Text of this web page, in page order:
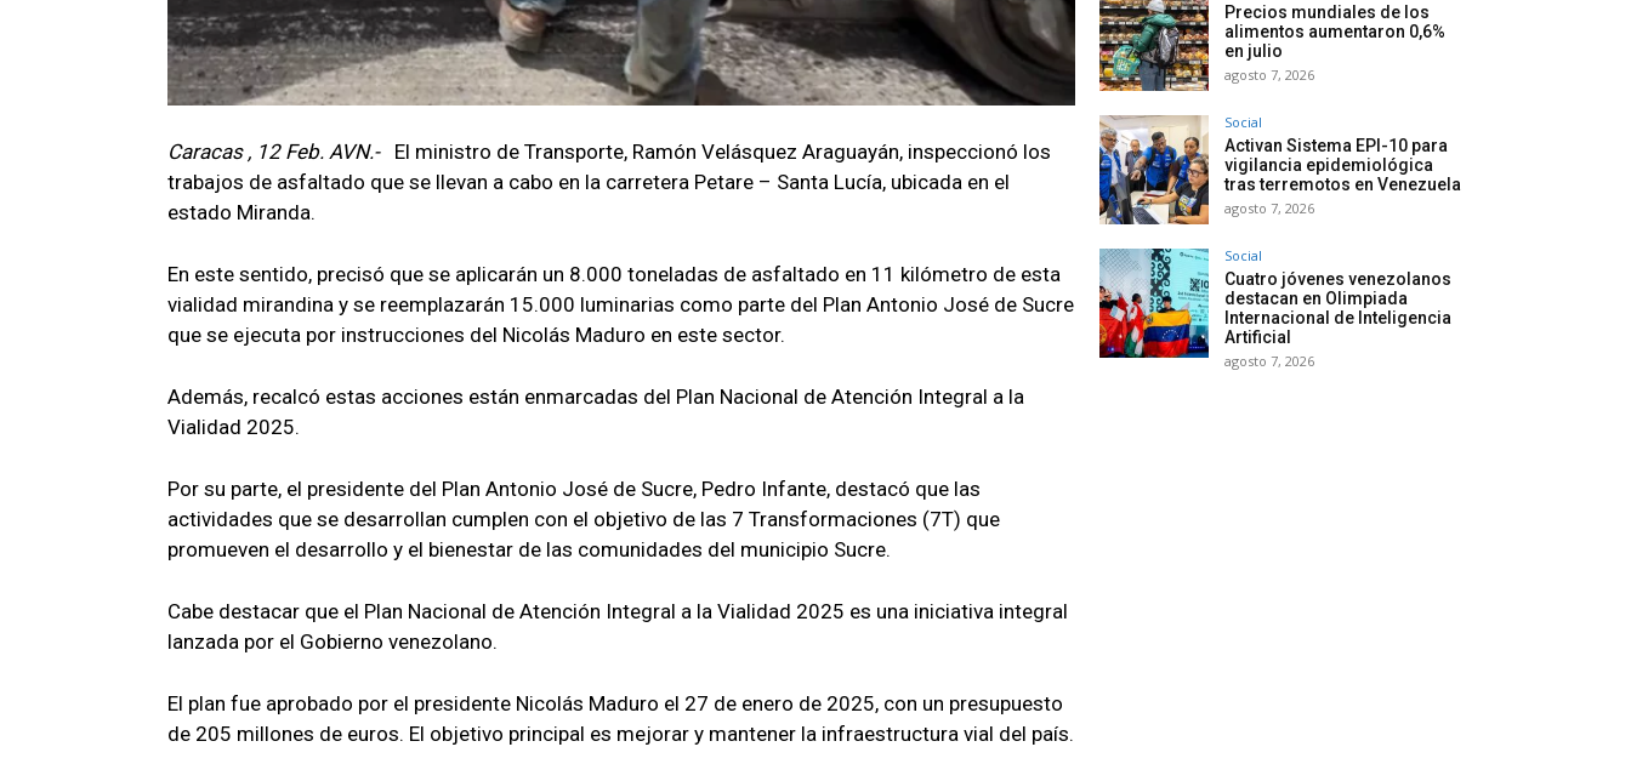
Caracas , 12 Feb. AVN.- El ministro de Transporte, Ramón Velásquez Araguayán, inspeccionó los
trabajos de asfaltado que se llevan a cabo en la carretera Petare – Santa Lucía, ubicada en el
estado Miranda.
En este sentido, precisó que se aplicarán un 8.000 toneladas de asfaltado en 11 kilómetro de esta
vialidad mirandina y se reemplazarán 15.000 luminarias como parte del Plan Antonio José de Sucre
que se ejecuta por instrucciones del Nicolás Maduro en este sector.
Además, recalcó estas acciones están enmarcadas del Plan Nacional de Atención Integral a la
Vialidad 2025.
Por su parte, el presidente del Plan Antonio José de Sucre, Pedro Infante, destacó que las
actividades que se desarrollan cumplen con el objetivo de las 7 Transformaciones (7T) que
promueven el desarrollo y el bienestar de las comunidades del municipio Sucre.
Cabe destacar que el Plan Nacional de Atención Integral a la Vialidad 2025 es una iniciativa integral
lanzada por el Gobierno venezolano.
El plan fue aprobado por el presidente Nicolás Maduro el 27 de enero de 2025, con un presupuesto
de 205 millones de euros. El objetivo principal es mejorar y mantener la infraestructura vial del país.
Precios mundiales de los
alimentos aumentaron 0,6%
en julio
agosto 7, 2026
Social
Activan Sistema EPI-10 para
vigilancia epidemiológica
tras terremotos en Venezuela
agosto 7, 2026
Social
Cuatro jóvenes venezolanos
destacan en Olimpiada
Internacional de Inteligencia
Artificial
agosto 7, 2026